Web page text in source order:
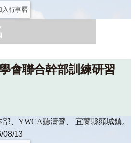
入行事曆
會聯合幹部訓練研習
、YWCA聽濤營、 宜蘭縣頭城鎮。
08/13